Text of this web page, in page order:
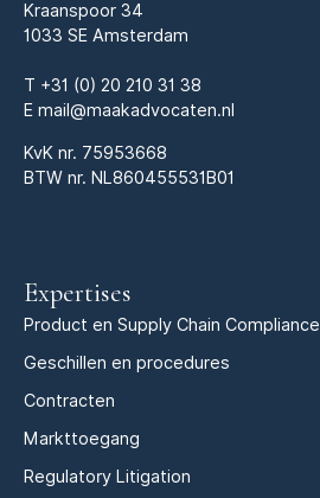
Kraanspoor 34
1033 SE Amsterdam
T +31 (0) 20 210 31 38
E mail@maakadvocaten.nl
KvK nr. 75953668
BTW nr. NL860455531B01
Expertises
Product en Supply Chain Compliance
Geschillen en procedures
Contracten
Markttoegang
Regulatory Litigation